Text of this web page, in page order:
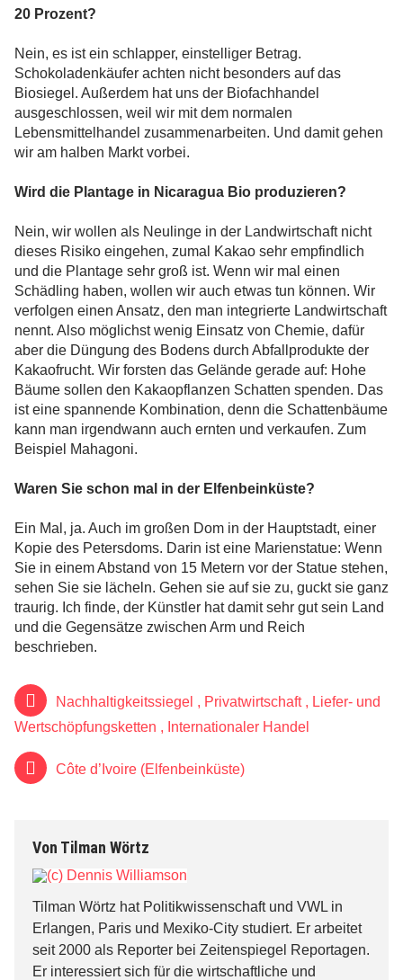
Von Tilman Wörtz
Tilman Wörtz hat Politikwissenschaft und VWL in
Erlangen, Paris und Mexiko-City studiert. Er arbeitet
seit 2000 als Reporter bei Zeitenspiegel Reportagen.
Er interessiert sich für die wirtschaftliche und
20 Prozent?
Nein, es ist ein schlapper, einstelliger Betrag.
Schokoladenkäufer achten nicht besonders auf das
Biosiegel. Außerdem hat uns der Biofachhandel
ausgeschlossen, weil wir mit dem normalen
Lebensmittelhandel zusammenarbeiten. Und damit gehen
wir am halben Markt vorbei.
Wird die Plantage in Nicaragua Bio produzieren?
Nein, wir wollen als Neulinge in der Landwirtschaft nicht
dieses Risiko eingehen, zumal Kakao sehr empfindlich
und die Plantage sehr groß ist. Wenn wir mal einen
Schädling haben, wollen wir auch etwas tun können. Wir
verfolgen einen Ansatz, den man integrierte Landwirtschaft
nennt. Also möglichst wenig Einsatz von Chemie, dafür
aber die Düngung des Bodens durch Abfallprodukte der
Kakaofrucht. Wir forsten das Gelände gerade auf: Hohe
Bäume sollen den Kakaopflanzen Schatten spenden. Das
ist eine spannende Kombination, denn die Schattenbäume
kann man irgendwann auch ernten und verkaufen. Zum
Beispiel Mahagoni.
Waren Sie schon mal in der Elfenbeinküste?
Ein Mal, ja. Auch im großen Dom in der Hauptstadt, einer
Kopie des Petersdoms. Darin ist eine Marienstatue: Wenn
Sie in einem Abstand von 15 Metern vor der Statue stehen,
sehen Sie sie lächeln. Gehen sie auf sie zu, guckt sie ganz
traurig. Ich finde, der Künstler hat damit sehr gut sein Land
und die Gegensätze zwischen Arm und Reich
beschrieben.
Nachhaltigkeitssiegel , Privatwirtschaft , Liefer- und
Wertschöpfungsketten , Internationaler Handel
Côte d’Ivoire (Elfenbeinküste)